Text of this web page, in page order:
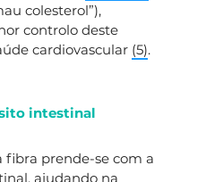
colesterol”),
controlo deste
cardiovascular (5).
intestinal
fibra prende-se com a
ajudando na